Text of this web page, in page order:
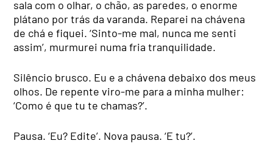
sala com o olhar, o chão, as paredes, o enorme
plátano por trás da varanda. Reparei na chávena
de chá e fiquei. ‘Sinto-me mal, nunca me senti
assim’, murmurei numa fria tranquilidade.
Silêncio brusco. Eu e a chávena debaixo dos meus
olhos. De repente viro-me para a minha mulher:
‘Como é que tu te chamas?’.
Pausa. ‘Eu? Edite’. Nova pausa. ‘E tu?’.